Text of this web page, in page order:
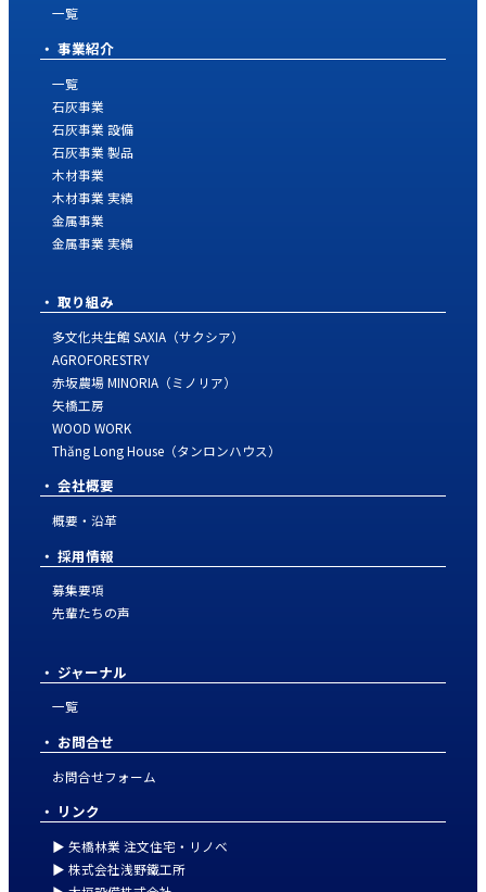
一覧
事業紹介
一覧
石灰事業
石灰事業 設備
石灰事業 製品
木材事業
木材事業 実績
金属事業
金属事業 実績
取り組み
多文化共生館 SAXIA（サクシア）
AGROFORESTRY
赤坂農場 MINORIA（ミノリア）
矢橋工房
WOOD WORK
Thăng Long House（タンロンハウス）
会社概要
概要・沿革
採用情報
募集要項
先輩たちの声
ジャーナル
一覧
お問合せ
お問合せフォーム
リンク
▶ 矢橋林業 注文住宅・リノベ
▶ 株式会社浅野鐵工所